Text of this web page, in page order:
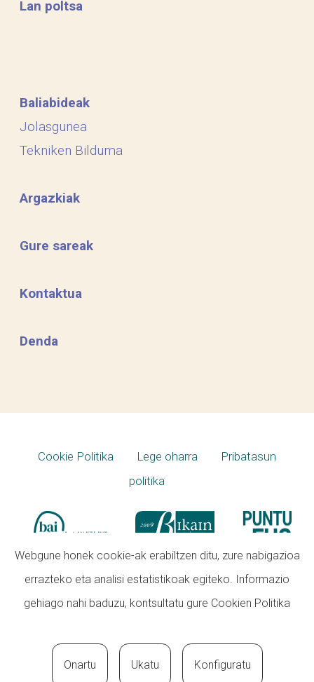
Lan poltsa
Baliabideak
Jolasgunea
Tekniken Bilduma
Argazkiak
Gure sareak
Kontaktua
Denda
Cookie Politika Lege oharra
Pribatasun
politika
Webgune honek cookie-ak erabiltzen ditu, zure nabigazioa
errazteko eta analisi estatistikoak egiteko. Informazio
gehiago nahi baduzu, kontsultatu gure Cookien Politika
Onartu Ukatu Konfiguratu